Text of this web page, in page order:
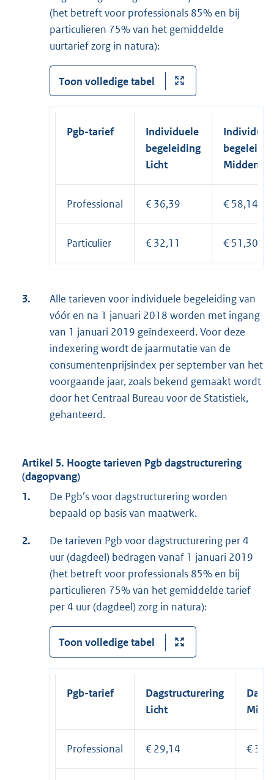
(het betreft voor professionals 85% en bij
particulieren 75% van het gemiddelde
uurtarief zorg in natura):
Toon volledige tabel
Pgb-tarief
Individuele
begeleiding
Licht
Midden
Professional € 36,39 € 58,14
Particulier € 32,11 € 51,30
3.
Alle tarieven voor individuele begeleiding van
vóór en na 1 januari 2018 worden met ingang
van 1 januari 2019 geïndexeerd. Voor deze
indexering wordt de jaarmutatie van de
consumentenprijsindex per september van het
voorgaande jaar, zoals bekend gemaakt wordt
door het Centraal Bureau voor de Statistiek,
gehanteerd.
Artikel 5. Hoogte tarieven Pgb dagstructurering
(dagopvang)
1.
De Pgb’s voor dagstructurering worden
bepaald op basis van maatwerk.
2.
De tarieven Pgb voor dagstructurering per 4
uur (dagdeel) bedragen vanaf 1 januari 2019
(het betreft voor professionals 85% en bij
particulieren 75% van het gemiddelde tarief
per 4 uur (dagdeel) zorg in natura):
Toon volledige tabel
Pgb-tarief
Dagstructurering
Licht
Professional € 29,14 €